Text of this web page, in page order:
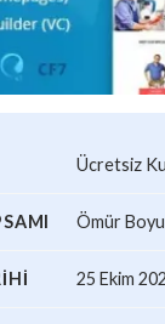
Ücretsiz
Ömür
25 Ekim